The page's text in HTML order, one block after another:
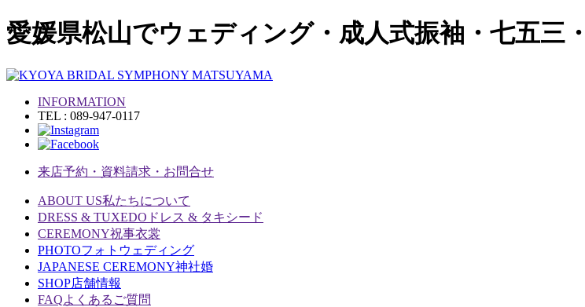
愛媛県松山でウェディング・成人式振袖・七五三
INFORMATION
TEL : 089-947-0117
来店予約・資料請求・お問合せ
ABOUT US私たちについて
DRESS & TUXEDO ドレス & タキシード
CEREMONY祝事衣裳
PHOTOフォトウェディング
JAPANESE CEREMONY神社婚
SHOP店舗情報
FAQよくあるご質問